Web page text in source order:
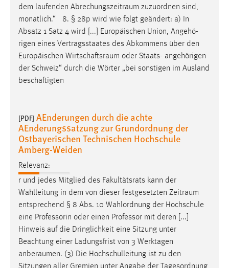
dem laufenden Abrechungszeitraum zuzuordnen sind,
monatlich.“ 8. § 28p wird wie folgt geändert: a) In
Absatz 1 Satz 4 wird [...] Europäischen Union, Angehö-
rigen eines Vertragsstaates des Abkommens über den
Europäischen Wirtschaftsraum oder Staats- angehörigen
der Schweiz“ durch die Wörter „bei sonstigen im Ausland
beschäftigten
[PDF] AEnderungen durch die achte
AEnderungssatzung zur Grundordnung der
Ostbayerischen Technischen Hochschule
Amberg-Weiden
Relevanz:
r und jedes Mitglied des Fakultätsrats kann der
Wahlleitung in dem von dieser festgesetzten Zeitraum
entsprechend § 8 Abs. 10 Wahlordnung der Hochschule
eine Professorin oder einen Professor mit deren [...]
Hinweis auf die Dringlichkeit eine Sitzung unter
Beachtung einer Ladungsfrist von 3 Werktagen
anberaumen. (3) Die Hochschulleitung ist zu den
Name:
_pk_ref, _pk_cvar, _pk_id, _pk_ses
Zugriffsstatistik
Cookie Laufzeit:
Max. 13 Monate
MARKETING
Marketing Cookies werden von Drittanbietern
verwendet, um personalisierte Werbung anzuzeigen.
hinweg verfolgen.
Google Ads
Name:
_gcl_au
Anbieter:
Google Ireland Limited